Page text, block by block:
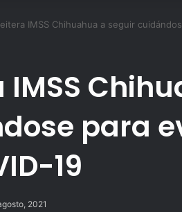
IMSS Chihuahua a seguir
IMSS
para
19
2021